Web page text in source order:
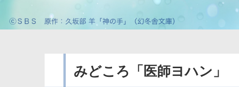
みどころ「医師ヨハン」